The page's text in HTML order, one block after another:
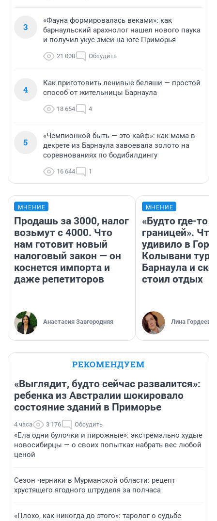
3
«Фауна формировалась веками»: как
барнаульский арахнолог нашел нового паука
и получил укус змеи на юге Приморья
21 008 Обсудить
4
Как приготовить ленивые беляши — простой
способ от жительницы Барнаула
18 654 4
5
«Чемпионкой быть — это кайф»: как мама в
декрете из Барнаула завоевала золото на
соревнованиях по бодибилдингу
16 644 1
МНЕНИЕ
Продашь за 3000, налог
возьмут с 4000. Что
нам готовит новый
налоговый закон — он
коснется импорта и
даже репетиторов
Анастасия Завгородняя
МНЕНИЕ
«Будто где-то
границей». Что
удивило в
Колывани
Барнаула и
стоил отдых
Лина Гордеева
РЕКОМЕНДУЕМ
«Выглядит, будто сейчас развалится»:
ребенка из Австралии шокировало
состояние зданий в Приморье
4 часа 3 176 Обсудить
«Ела одни булочки и пирожные»: экстремально худые
новосибирцы — о своих попытках набрать вес любой
ценой
Сезон черники в Мурманской области: рецепт
хрустящего ягодного штруделя за полчаса
«Плохо, как никогда до этого»: таролог о судьбе